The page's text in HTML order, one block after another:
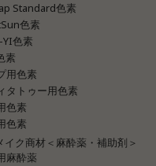
Standard色素
色素
色素
素
用色素
タトゥー用色素
色素
色素
イク商材＜麻酔薬・補助剤＞
麻酔薬